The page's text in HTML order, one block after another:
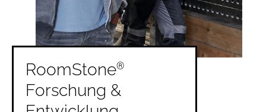
RoomStone®
Forschung &